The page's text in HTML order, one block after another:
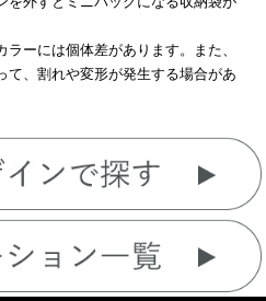
ラーには個体差があります。また、
て、割れや変形が発生する場合があ